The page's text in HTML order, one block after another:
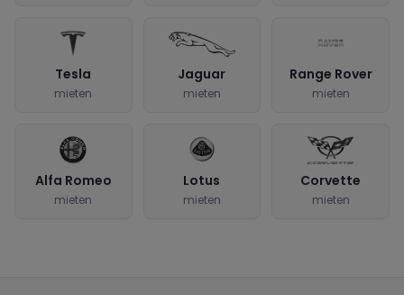
Tesla
mieten
Jaguar
mieten
Range Rover
mieten
Alfa Romeo
mieten
Lotus
mieten
Corvette
mieten